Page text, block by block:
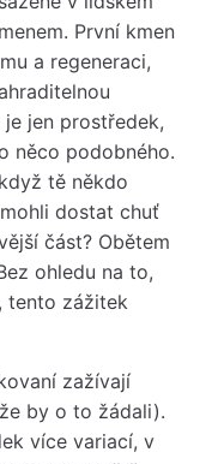
První kmen
a regeneraci,
jen prostředek,
něco podobného.
tě někdo
dostat chuť
část? Obětem
ohledu na to,
tento zážitek
zažívají
by o to žádali).
více variací, v